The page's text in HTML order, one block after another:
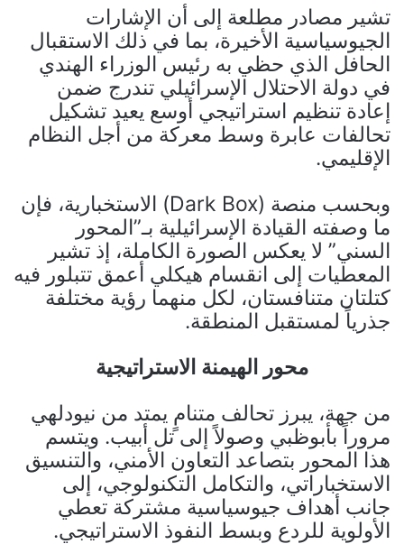
تشير مصادر مطلعة إلى أن الإشارات
الجيوسياسية الأخيرة، بما في ذلك الاستقبال
الحافل الذي حظي به رئيس الوزراء الهندي
في دولة الاحتلال الإسرائيلي تندرج ضمن
إعادة تنظيم استراتيجي أوسع يعيد تشكيل
تحالفات عابرة وسط معركة من أجل النظام
الإقليمي.
وبحسب منصة (Dark Box) الاستخبارية، فإن
ما وصفته القيادة الإسرائيلية بـ”المحور
السني” لا يعكس الصورة الكاملة، إذ تشير
المعطيات إلى انقسام هيكلي أعمق تتبلور فيه
كتلتان متنافستان، لكل منهما رؤية مختلفة
جذرياً لمستقبل المنطقة.
محور الهيمنة الاستراتيجية
من جهة، يبرز تحالف متنامٍ يمتد من نيودلهي
مروراً بأبوظبي وصولاً إلى تل أبيب. ويتسم
هذا المحور بتصاعد التعاون الأمني، والتنسيق
الاستخباراتي، والتكامل التكنولوجي، إلى
جانب أهداف جيوسياسية مشتركة تعطي
الأولوية للردع وبسط النفوذ الاستراتيجي.